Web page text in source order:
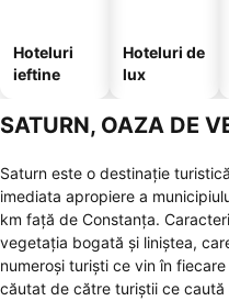
Hoteluri
ieftine
Hoteluri de
lux
SATURN, OAZA DE
Saturn este o destinație
imediata apropiere a
km față de Constanța.
vegetația bogată și liniștea,
numeroși turiști ce vin în
căutat de către turiștii ce